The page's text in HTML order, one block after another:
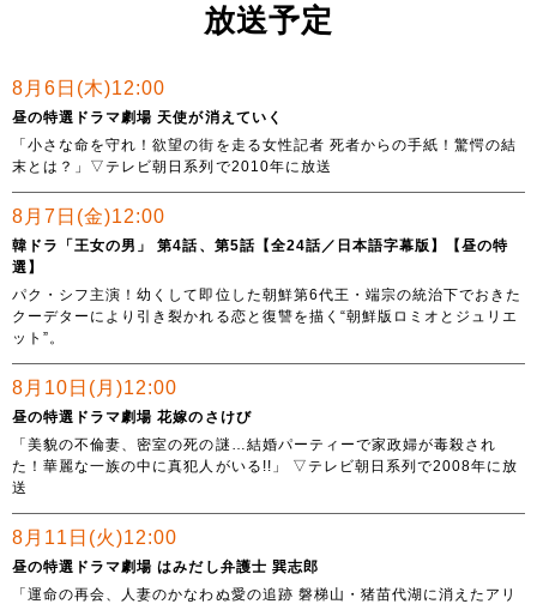
放送予定
8月6日(木)12:00
昼の特選ドラマ劇場 天使が消えていく
「小さな命を守れ！欲望の街を走る女性記者 死者からの手紙！驚愕の結
末とは？」▽テレビ朝日系列で2010年に放送
8月7日(金)12:00
韓ドラ「王女の男」 第4話、第5話【全24話／日本語字幕版】【昼の特
選】
パク・シフ主演！幼くして即位した朝鮮第6代王・端宗の統治下でおきた
クーデターにより引き裂かれる恋と復讐を描く“朝鮮版ロミオとジュリエ
ット”。
8月10日(月)12:00
昼の特選ドラマ劇場 花嫁のさけび
「美貌の不倫妻、密室の死の謎…結婚パーティーで家政婦が毒殺され
た！華麗な一族の中に真犯人がいる!!」 ▽テレビ朝日系列で2008年に放
送
8月11日(火)12:00
昼の特選ドラマ劇場 はみだし弁護士 巽志郎
「運命の再会、人妻のかなわぬ愛の追跡 磐梯山・猪苗代湖に消えたアリ